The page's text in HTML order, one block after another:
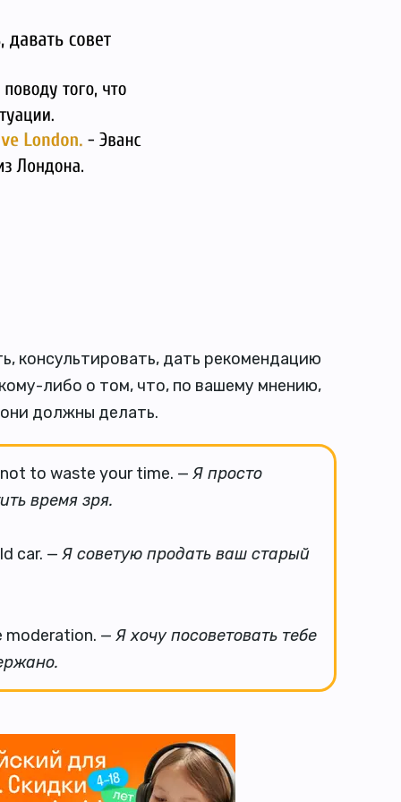
консультировать, дать рекомендацию
либо о том, что, по вашему мнению,
они должны делать.
to waste your time. — Я просто
время зря.
car. — Я советую продать ваш старый
— Я хочу посоветовать тебе